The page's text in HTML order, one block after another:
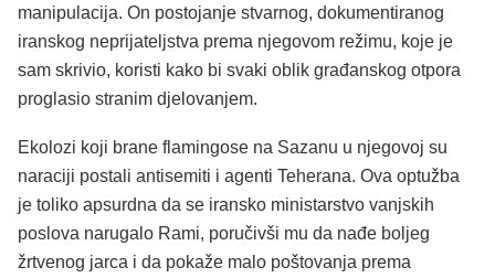
manipulacija. On postojanje stvarnog, dokumentiranog
iranskog neprijateljstva prema njegovom režimu, koje je
sam skrivio, koristi kako bi svaki oblik građanskog otpora
proglasio stranim djelovanjem.
Ekolozi koji brane flamingose na Sazanu u njegovoj su
naraciji postali antisemiti i agenti Teherana. Ova optužba
je toliko apsurdna da se iransko ministarstvo vanjskih
poslova narugalo Rami, poručivši mu da nađe boljeg
žrtvenog jarca i da pokaže malo poštovanja prema